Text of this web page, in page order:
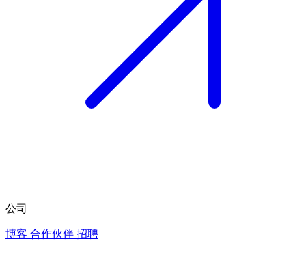
公司
博客 合作伙伴 招聘